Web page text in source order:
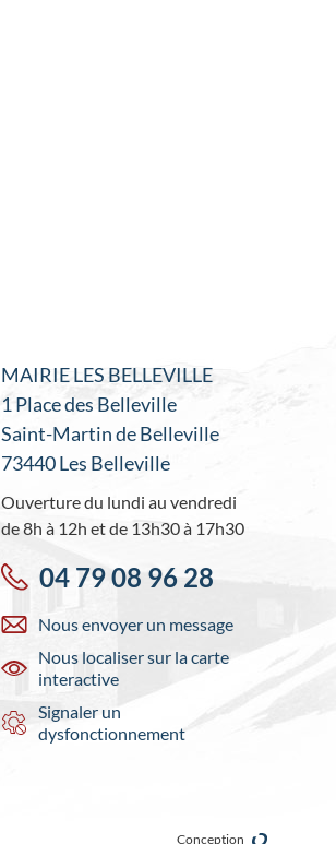
MAIRIE LES BELLEVILLE
1 Place des Belleville
Saint-Martin de Belleville
73440 Les Belleville
Ouverture du lundi au vendredi
de 8h à 12h et de 13h30 à 17h30
04 79 08 96 28
Nous envoyer un message
Nous localiser sur la carte
interactive
Signaler un
dysfonctionnement
Conception